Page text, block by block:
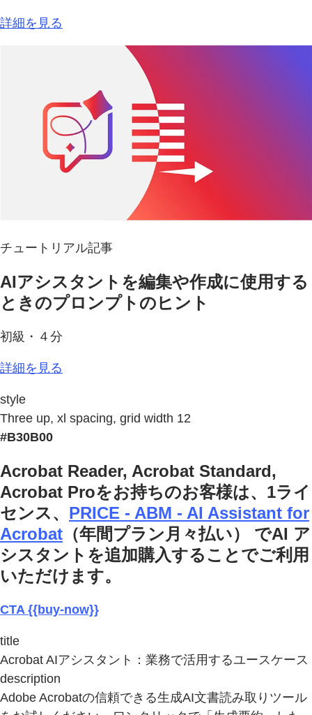
詳細を見る
チュートリアル記事
AIアシスタントを編集や作成に使用する
ときのプロンプトのヒント
初級・４分
詳細を見る
style
Three up, xl spacing, grid width 12
#B30B00
Acrobat Reader, Acrobat Standard,
Acrobat Proをお持ちのお客様は、1ライ
センス、 PRICE - ABM - AI Assistant for
Acrobat （年間プラン月々払い） でAI ア
シスタントを追加購入することでご利用
いただけます。
CTA {{buy-now}}
title
Acrobat AIアシスタント：業務で活用するユースケース
description
Adobe Acrobatの信頼できる生成AI文書読み取りツール